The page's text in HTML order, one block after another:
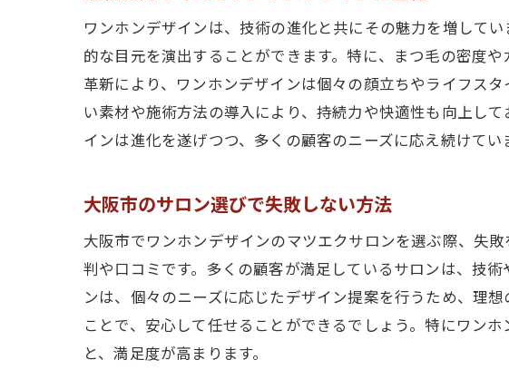
大阪市の
高度な技
信頼でき
大阪市で体験
究極のワン
スタイル
ワンホン
大阪市で
理想を形にす
ワンホンデザインは、技術の進化と共にその魅力を増して
的な目元を演出することができます。特に、まつ毛の密度
革新により、ワンホンデザインは個々の顔立ちやライフス
い素材や施術方法の導入により、持続力や快適性も向上し
インは進化を遂げつつ、多くの顧客のニーズに応え続けてい
大阪市のサロン選びで失敗しない方法
大阪市でワンホンデザインのマツエクサロンを選ぶ際、失
判や口コミです。多くの顧客が満足しているサロンは、技
ンは、個々のニーズに応じたデザイン提案を行うため、理
ことで、安心して任せることができるでしょう。特にワン
と、満足度が高まります。